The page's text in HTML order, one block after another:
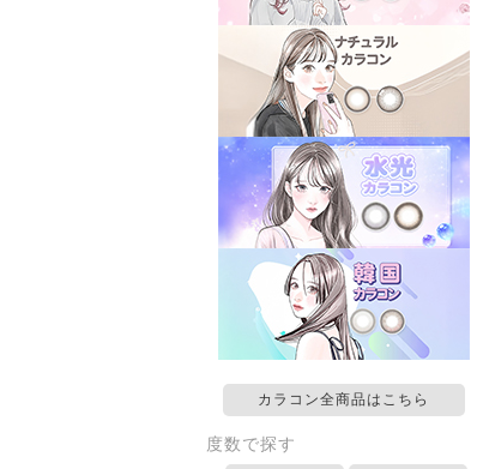
カラコン全商品はこちら
度数で探す